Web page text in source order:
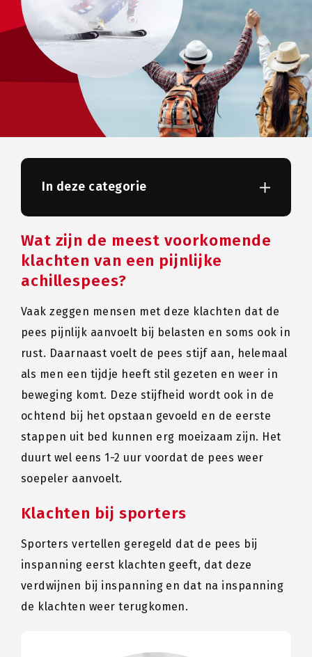
In deze categorie
Wat zijn de meest voorkomende
klachten van een pijnlijke
achillespees?
Vaak zeggen mensen met deze klachten dat de
pees pijnlijk aanvoelt bij belasten en soms ook in
rust. Daarnaast voelt de pees stijf aan, helemaal
als men een tijdje heeft stil gezeten en weer in
beweging komt. Deze stijfheid wordt ook in de
ochtend bij het opstaan gevoeld en de eerste
stappen uit bed kunnen erg moeizaam zijn. Het
duurt wel eens 1-2 uur voordat de pees weer
soepeler aanvoelt.
Klachten bij sporters
Sporters vertellen geregeld dat de pees bij
inspanning eerst klachten geeft, dat deze
verdwijnen bij inspanning en dat na inspanning
de klachten weer terugkomen.